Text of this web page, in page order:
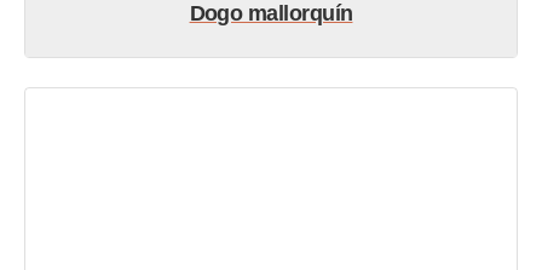
Dogo mallorquín